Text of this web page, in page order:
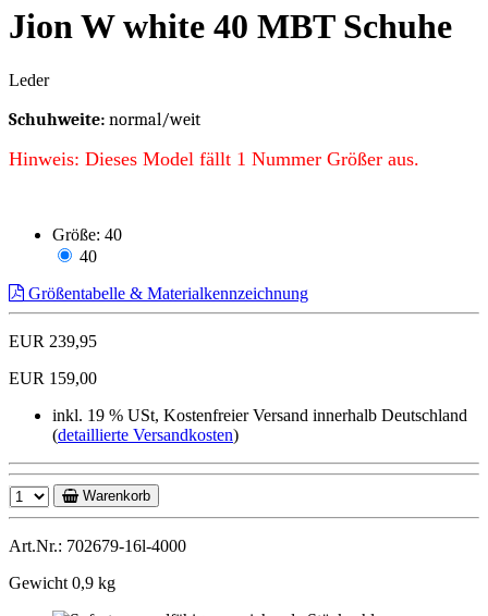
Jion W white 40 MBT Schuhe
Leder
Schuhweite: normal/weit
Hinweis: Dieses Model fällt 1 Nummer Größer aus.
Größe: 40
40
Größentabelle & Materialkennzeichnung
EUR 239,95
EUR 159,00
inkl. 19 % USt, Kostenfreier Versand innerhalb Deutschland
(detaillierte Versandkosten)
Warenkorb
Art.Nr.: 702679-16l-4000
Gewicht 0,9 kg